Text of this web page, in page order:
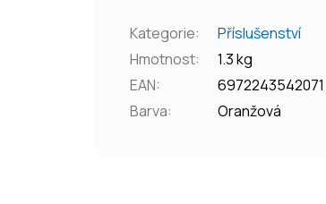
Kategorie:
Příslušenství
Hmotnost:
1.3 kg
EAN:
6972243542071
Barva: Oranžová